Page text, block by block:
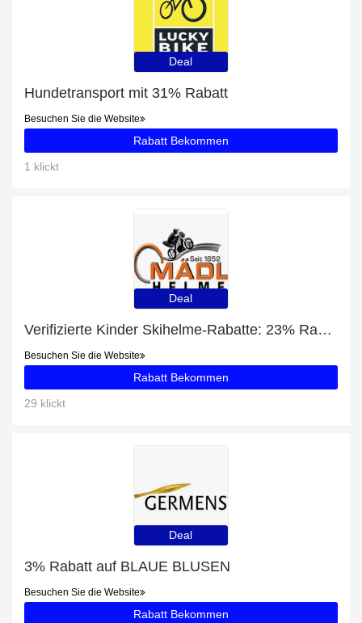
Deal
Hundetransport mit 31% Rabatt
Besuchen Sie die Website
Rabatt Bekommen
1 klickt
Deal
Verifizierte Kinder Skihelme-Rabatte: 23% Rabatt
Besuchen Sie die Website
Rabatt Bekommen
29 klickt
Deal
3% Rabatt auf BLAUE BLUSEN
Besuchen Sie die Website
Rabatt Bekommen